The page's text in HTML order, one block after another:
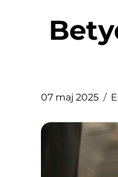
Betydelsen av stödlager inom
07 maj 2025